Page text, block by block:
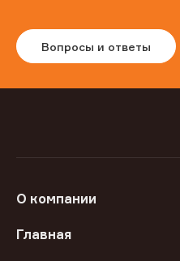
Вопросы и ответы
О компании
Главная